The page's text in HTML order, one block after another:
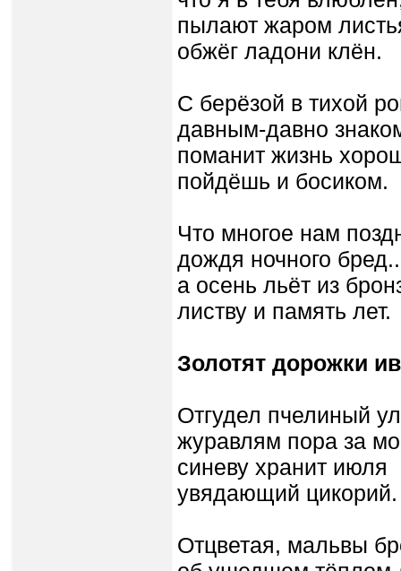
пылают жаром
обжёг ладони клён.
С берёзой в тихой
давным-давно
поманит жизнь
пойдёшь и босиком.
Что многое нам
дождя ночного
а осень льёт из
листву и память лет.
Золотят дорожки
Отгудел пчелиный
журавлям пора за
синеву хранит июля
увядающий цикорий.
Отцветая, мальвы